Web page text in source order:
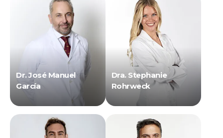
Dr. José Manuel
García
Dra. Stephanie
Rohrweck